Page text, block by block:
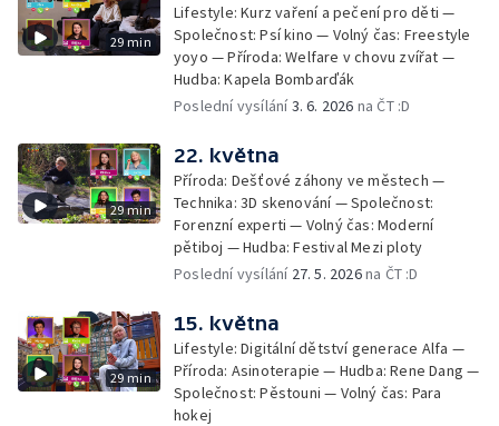
29 min
Lifestyle: Kurz vaření a pečení pro děti —
Společnost: Psí kino — Volný čas: Freestyle
yoyo — Příroda: Welfare v chovu zvířat —
Hudba: Kapela Bombarďák
Poslední vysílání3. 6. 2026 na ČT :D
29 min
22. května
Příroda: Dešťové záhony ve městech —
Technika: 3D skenování — Společnost:
Forenzní experti — Volný čas: Moderní
pětiboj — Hudba: Festival Mezi ploty
Poslední vysílání 27. 5. 2026na ČT :D
29 min
15. května
Lifestyle: Digitální dětství generace Alfa —
Příroda: Asinoterapie — Hudba: Rene Dang —
Společnost: Pěstouni — Volný čas: Para
hokej